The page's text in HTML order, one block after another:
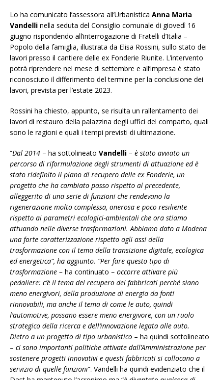
Lo ha comunicato l’assessora all’Urbanistica Anna Maria
Vandelli nella seduta del Consiglio comunale di giovedì 16
giugno rispondendo all’interrogazione di Fratelli d’Italia –
Popolo della famiglia, illustrata da Elisa Rossini, sullo stato dei
lavori presso il cantiere delle ex Fonderie Riunite. L’intervento
potrà riprendere nel mese di settembre e all’impresa è stato
riconosciuto il differimento del termine per la conclusione dei
lavori, prevista per l’estate 2023.
Rossini ha chiesto, appunto, se risulta un rallentamento dei
lavori di restauro della palazzina degli uffici del comparto, quali
sono le ragioni e quali i tempi previsti di ultimazione.
“Dal 2014 – ha sottolineato Vandelli – è stato avviato un
percorso di riformulazione degli strumenti di attuazione ed è
stato ridefinito il piano di recupero delle ex Fonderie, un
progetto che ha cambiato passo rispetto al precedente,
alleggerito di una serie di funzioni che rendevano la
rigenerazione molto complessa, onerosa e poco resiliente
rispetto ai parametri ecologici-ambientali che ora stiamo
attuando nelle diverse trasformazioni. Abbiamo dato a Modena
una forte caratterizzazione rispetto agli assi della
trasformazione con il tema della transizione digitale, ecologica
ed energetica”, ha aggiunto. “Per fare questo tipo di
trasformazione – ha continuato – occorre attivare più
pedaliere: c’è il tema del recupero dei fabbricati perché siano
meno energivori, della produzione di energia da fonti
rinnovabili, ma anche il tema di come le auto, quindi
l’automotive, possano essere meno energivore, con un ruolo
strategico della ricerca e dell’innovazione legata alle auto.
Dietro a un progetto di tipo urbanistico – ha quindi sottolineato
– ci sono importanti politiche attivate dall’Amministrazione per
sostenere progetti innovativi e questi fabbricati si collocano a
servizio di quelle funzioni”. Vandelli ha quindi evidenziato che il